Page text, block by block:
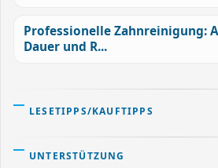
Professionelle Zahnreinigung:
Dauer und R...
LESETIPPS/KAUFTIPPS
UNTERSTÜTZUNG